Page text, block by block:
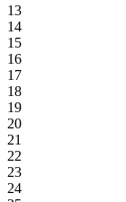
13
14
15
16
17
18
19
20
21
22
23
24